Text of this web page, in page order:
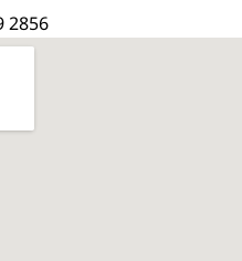
2856